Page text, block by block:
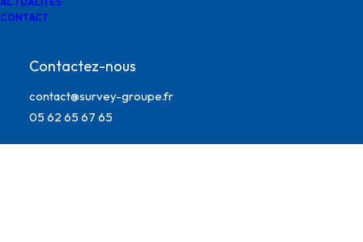
CONTACT
Contactez-nous
contact@survey-groupe.fr
05 62 65 67 65
surveillance ligne survey